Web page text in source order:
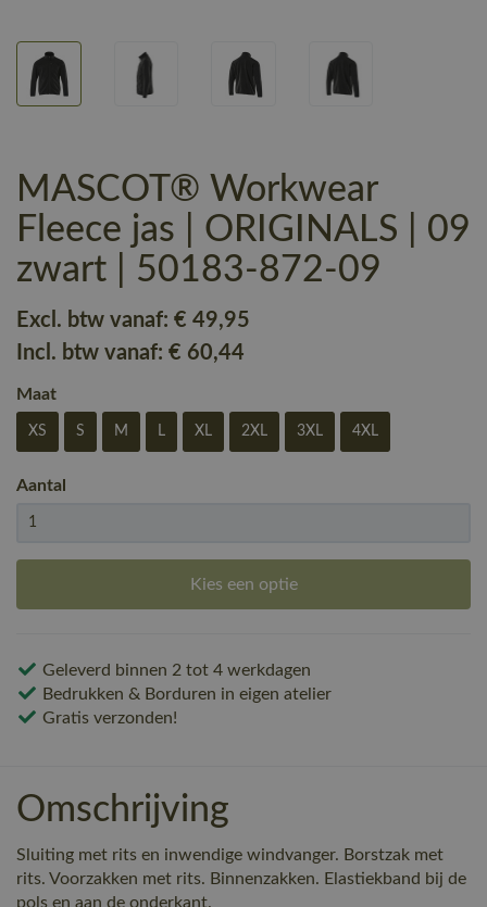
MASCOT® Workwear
Fleece jas | ORIGINALS | 09
zwart | 50183-872-09
Excl. btw vanaf: € 49,95
Incl. btw vanaf: € 60,44
Maat
XS S M L XL 2XL 3XL 4XL
Aantal
Kies een optie
Geleverd binnen 2 tot 4 werkdagen
Bedrukken & Borduren in eigen atelier
Gratis verzonden!
Omschrijving
Sluiting met rits en inwendige windvanger. Borstzak met
rits. Voorzakken met rits. Binnenzakken. Elastiekband bij de
pols en aan de onderkant.